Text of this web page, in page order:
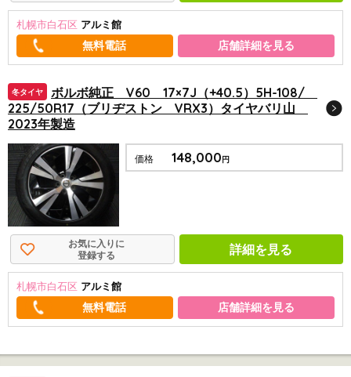
札幌市白石区 アルミ館
店舗詳細を見る
冬タイヤ
ボルボ純正 V60 17×7J（+40.5）5H-108/
225/50R17（ブリヂストン VRX3）タイヤバリ山
2023年製造
価格 148,000円
お気に入りに
登録する
詳細を見る
札幌市白石区 アルミ館
店舗詳細を見る